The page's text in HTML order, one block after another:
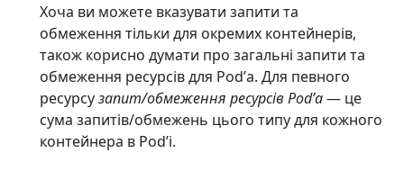
Хоча ви можете вказувати запити та
обмеження тільки для окремих контейнерів,
також корисно думати про загальні запити та
обмеження ресурсів для Podʼа. Для певного
ресурсузапит/обмеження ресурсів Podʼа— це
сума запитів/обмежень цього типу для кожного
контейнера в Podʼі.